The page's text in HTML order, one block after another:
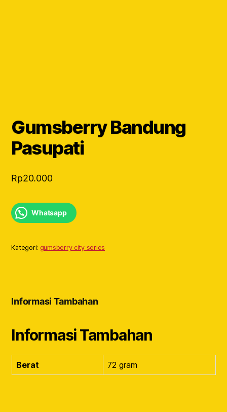
Gumsberry Bandung
Pasupati
Rp20.000
Whatsapp
Kategori: gumsberry city series
Informasi Tambahan
Informasi Tambahan
Berat 72 gram